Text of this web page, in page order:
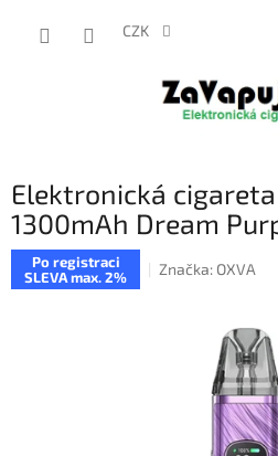
CZK
Elektronická cigareta
1300mAh Dream
Po registraci
SLEVA max. 2%
Značka: OXVA